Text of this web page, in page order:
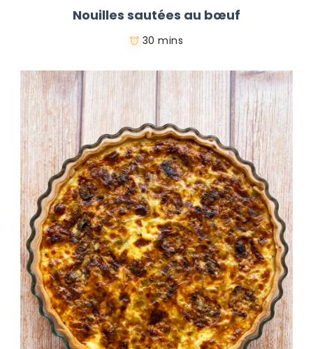
Nouilles sautées au bœuf
30 mins